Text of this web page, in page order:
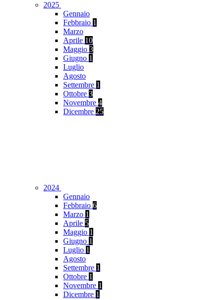
2025
Gennaio
Febbraio 1
Marzo
Aprile 10
Maggio 3
Giugno 1
Luglio
Agosto
Settembre 1
Ottobre 3
Novembre 4
Dicembre 25
2024
Gennaio
Febbraio 6
Marzo 1
Aprile 5
Maggio 1
Giugno 1
Luglio 1
Agosto
Settembre 1
Ottobre 1
Novembre 1
Dicembre 1